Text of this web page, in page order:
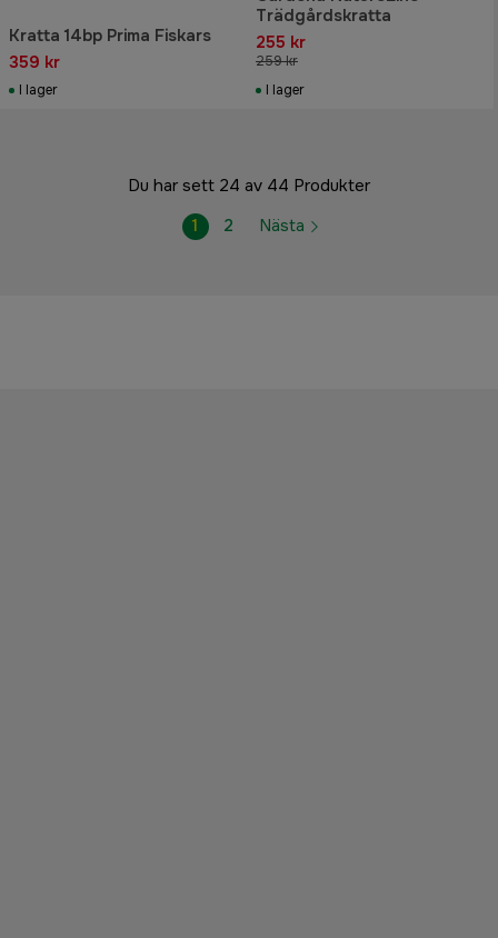
Kratta 14bp Prima Fiskars
359 kr
I lager
Trädgårdskratta
255 kr
259 kr
I lager
Du har sett 24 av 44 Produkter
1
2 Nästa